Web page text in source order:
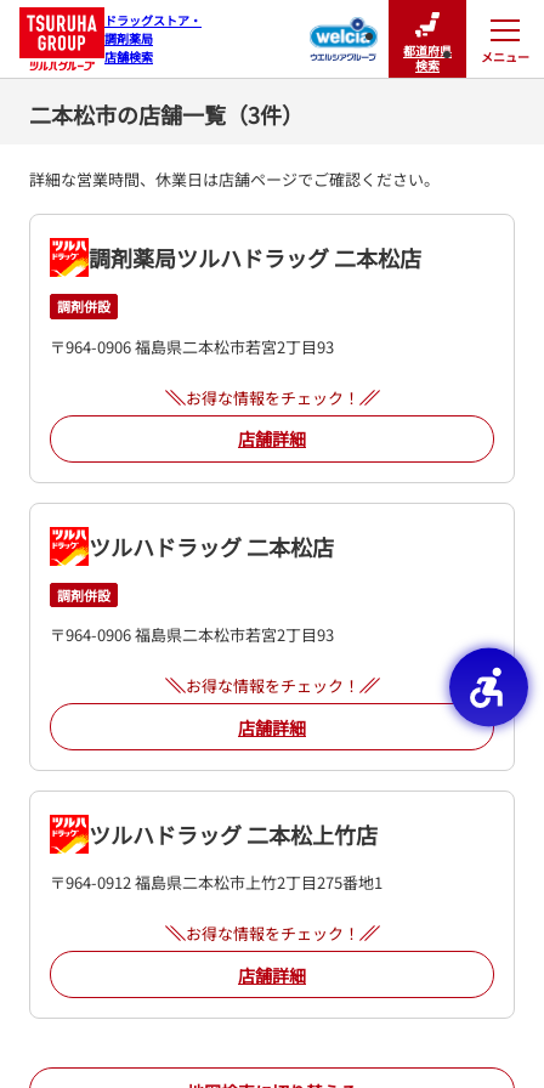
ドラッグストア・
調剤薬局
店舗検索
都道府県
検索
メニュー
閉じる
二本松市の店舗一覧（3件）
詳細な営業時間、休業日は店舗ページでご確認ください。
調剤薬局ツルハドラッグ 二本松店
調剤併設
〒964-0906 福島県二本松市若宮2丁目93
お得な情報をチェック！
店舗詳細
ツルハドラッグ 二本松店
調剤併設
〒964-0906 福島県二本松市若宮2丁目93
お得な情報をチェック！
店舗詳細
ツルハドラッグ 二本松上竹店
〒964-0912 福島県二本松市上竹2丁目275番地1
お得な情報をチェック！
店舗詳細